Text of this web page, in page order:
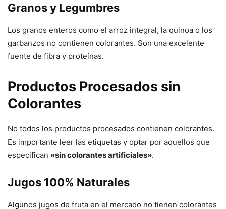
Granos y Legumbres
Los granos enteros como el arroz integral, la quinoa o los
garbanzos no contienen colorantes. Son una excelente
fuente de fibra y proteínas.
Productos Procesados sin
Colorantes
No todos los productos procesados contienen colorantes.
Es importante leer las etiquetas y optar por aquellos que
especifican «sin colorantes artificiales».
Jugos 100% Naturales
Algunos jugos de fruta en el mercado no tienen colorantes